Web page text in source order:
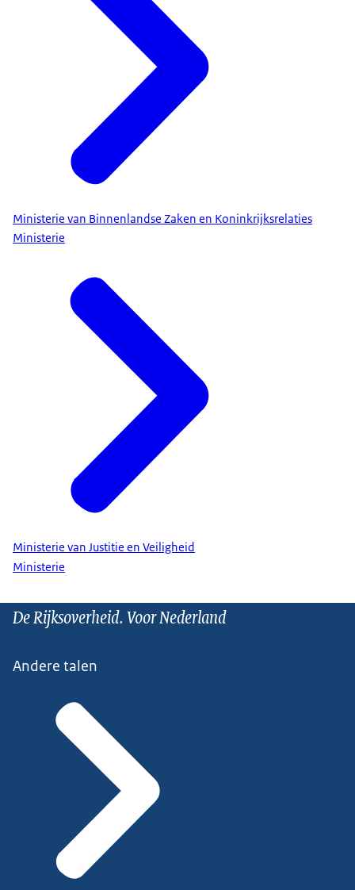
Ministerie van Binnenlandse Zaken en Koninkrijksrelaties
Ministerie
Ministerie van Justitie en Veiligheid
Ministerie
De Rijksoverheid. Voor Nederland
Andere talen